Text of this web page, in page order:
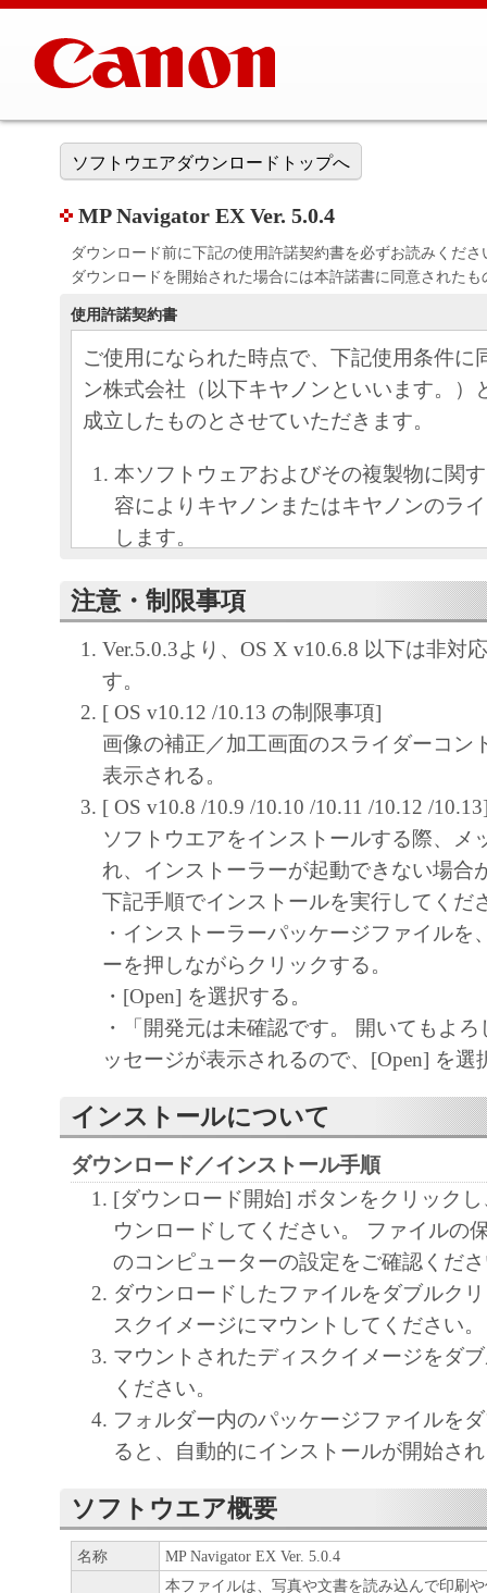
ソフトウエアダウンロードトップへ
MP Navigator EX Ver. 5.0.4
ダウンロード前に下記の使用許諾契約書を必ずお読みくださ
ダウンロードを開始された場合には本許諾書に同意された
使用許諾契約書
ご使用になられた時点で、下記使用条件に
ン株式会社（以下キヤノンといいます。）
成立したものとさせていただきます。
本ソフトウェアおよびその複製物に関
容によりキヤノンまたはキヤノンのラ
します。
といいます。）に対し、本ソフトウェ
独占的権利を許諾します。
ユーザーは、本ソフトウェアの全部ま
改変、リバース・エンジニアリング、
は逆アセンブル等することはできませ
キヤノン、キヤノンマーケティングジ
よびキヤノンのライセンサーは、本ソ
ザーの特定の目的のために適当である
用であること、または本ソフトウェア
と、その他本ソフトウェアに関してい
しません。
キヤノン、キヤノンマーケティングジ
よびキヤノンのライセンサーは、本ソ
に付随または関連して生ずる直接的ま
失、損害等について、いかなる場合に
任を負いません。
ユーザーは、日本国政府または該当国
許可等を得ることなしに、本ソフトウ
一部を、直接または間接に輸出しては
注意・制限事項
Ver.5.0.3より、OS X v10.6.8 以下は非対
す。
[ OS v10.12 /10.13 の制限事項]
画像の補正／加工画面のスライダーコン
表示される。
[ OS v10.8 /10.9 /10.10 /10.11 /10.12 /
ソフトウエアをインストールする際、メ
れ、インストーラーが起動できない場合
下記手順でインストールを実行してくだ
・インストーラーパッケージファイルを
ーを押しながらクリックする。
・[Open] を選択する。
・「開発元は未確認です。 開いてもよ
ッセージが表示されるので、[Open] を選
インストールについて
ダウンロード／インストール手順
[ダウンロード開始] ボタンをクリック
ウンロードしてください。 ファイルの
のコンピューターの設定をご確認くだ
ダウンロードしたファイルをダブルク
スクイメージにマウントしてください。
マウントされたディスクイメージをダ
ください。
フォルダー内のパッケージファイルを
ると、自動的にインストールが開始さ
ソフトウエア概要
名称 MP Navigator EX Ver. 5.0.4
本ファイルは、写真や文書を読み込んで印刷